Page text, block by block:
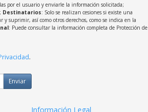
por el usuario y enviarle la información solicitada;
Destinatarios: Solo se realizan cesiones si existe una
y suprimir, así como otros derechos, como se indica en la
: Puede consultar la información completa de Protección de
.
Enviar
Información Legal